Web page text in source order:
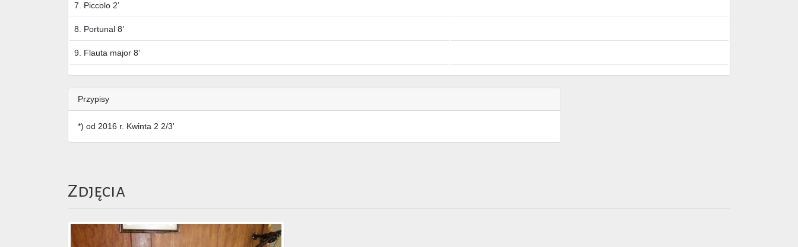
7. Piccolo 2’
8. Portunal 8’
9. Flauta major 8’
Przypisy
*) od 2016 r. Kwinta 2 2/3'
Zdjęcia